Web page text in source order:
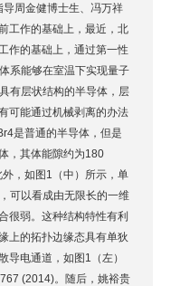
周金健博士生、冯万祥
工作的基础上，最近，北
作的基础上，通过第一性
系能够在室温下实现量子
有层状结构的半导体，层
可能通过机械剥离的办法
是普通的半导体，但是
，其体能隙约为180
，如图1（中）所示，单
可以看成由无限长的一维
很弱。这种结构特性有利
上的拓扑边缘态具有单狄
导电通道，如图1（左）
(2014)。随后，姚裕贵